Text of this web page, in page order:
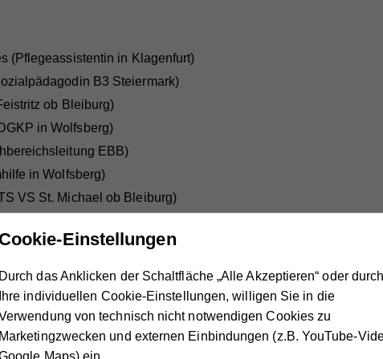
(Pflegeassistentin in Klagenfurt)
B3 Steiermark)
ob Bleiburg)
in Wolfsberg)
EBB)
in Wolfsberg)
VS St. Michael ob Bleiburg)
in Villach)
IT)
in Villach)
KinderStadt)
in Klagenfurt)
in Spittal)
Cookie-Einstellungen
Durch das Anklicken der Schaltfläche „Alle Akzeptieren“ oder durch
Ihre individuellen Cookie-Einstellungen, willigen Sie in die
von technisch nicht notwendigen Cookies zu
Marketingzwecken und externen Einbindungen (z.B. YouTube-
Maps) ein.